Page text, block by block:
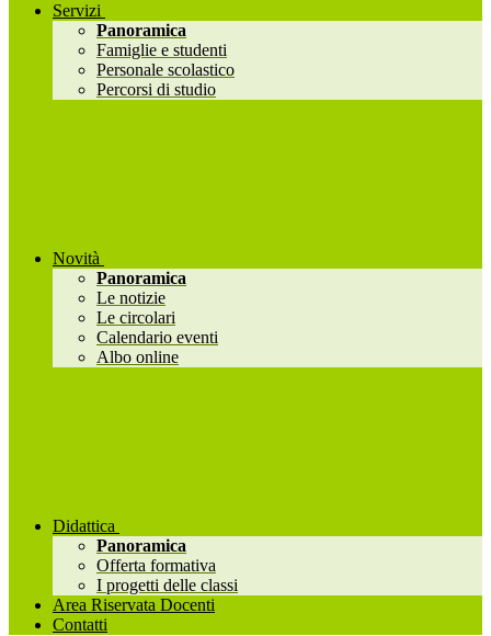
Servizi
Panoramica
Famiglie e studenti
Personale scolastico
Percorsi di studio
Novità
Panoramica
Le notizie
Le circolari
Calendario eventi
Albo online
Didattica
Panoramica
Offerta formativa
I progetti delle classi
Area Riservata Docenti
Contatti